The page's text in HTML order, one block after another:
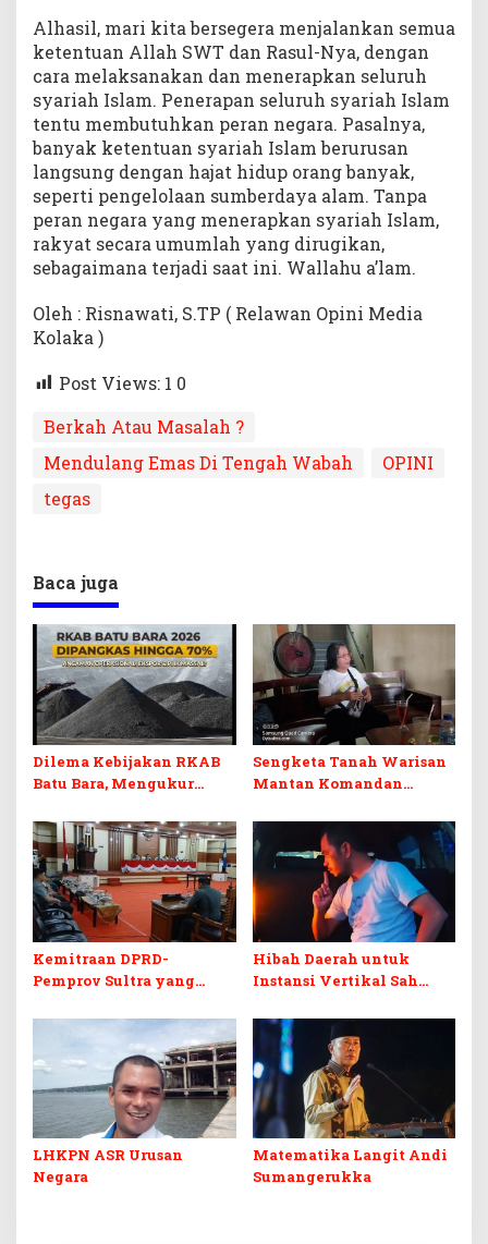
Alhasil, mari kita bersegera menjalankan semua
ketentuan Allah SWT dan Rasul-Nya, dengan
cara melaksanakan dan menerapkan seluruh
syariah Islam. Penerapan seluruh syariah Islam
tentu membutuhkan peran negara. Pasalnya,
banyak ketentuan syariah Islam berurusan
langsung dengan hajat hidup orang banyak,
seperti pengelolaan sumberdaya alam. Tanpa
peran negara yang menerapkan syariah Islam,
rakyat secara umumlah yang dirugikan,
sebagaimana terjadi saat ini. Wallahu a’lam.
Oleh : Risnawati, S.TP ( Relawan Opini Media
Kolaka )
Post Views: 1 0
Berkah Atau Masalah ?
Mendulang Emas Di Tengah Wabah
OPINI
tegas
Baca juga
Dilema Kebijakan RKAB
Batu Bara, Mengukur
Penerimaan Negara dan
Kepastian Investasi
Sengketa Tanah Warisan
Mantan Komandan
Warisan Menjadi Arena
Pemerasan
Kemitraan DPRD-
Pemprov Sultra yang
Hibah Daerah untuk
Instansi Vertikal Sah
Terikat Syarat Ketat
LHKPN ASR Urusan
Negara
Matematika Langit Andi
Sumangerukka